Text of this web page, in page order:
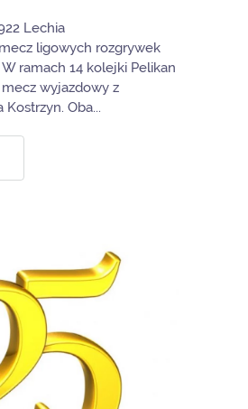
Lechia
ligowych rozgrywek
ramach 14 kolejki Pelikan
wyjazdowy z
Kostrzyn. Oba...